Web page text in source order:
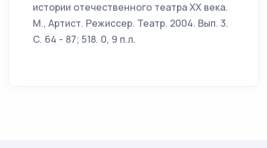
истории отечественного театра XX века.
М., Артист. Режиссер. Театр. 2004. Вып. 3.
С. 64 - 87; 518. 0, 9 п.л.